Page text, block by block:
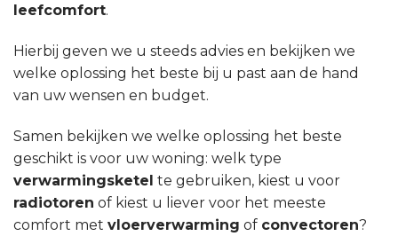
leefcomfort.
Hierbij geven we u steeds advies en bekijken we
welke oplossing het beste bij u past aan de hand
van uw wensen en budget.
Samen bekijken we welke oplossing het beste
geschikt is voor uw woning: welk type
verwarmingsketel te gebruiken, kiest u voor
radiotoren of kiest u liever voor het meeste
comfort met vloerverwarming of convectoren?